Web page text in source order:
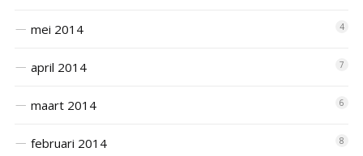
mei 2014 4
april 2014 7
maart 2014 6
februari 2014 8